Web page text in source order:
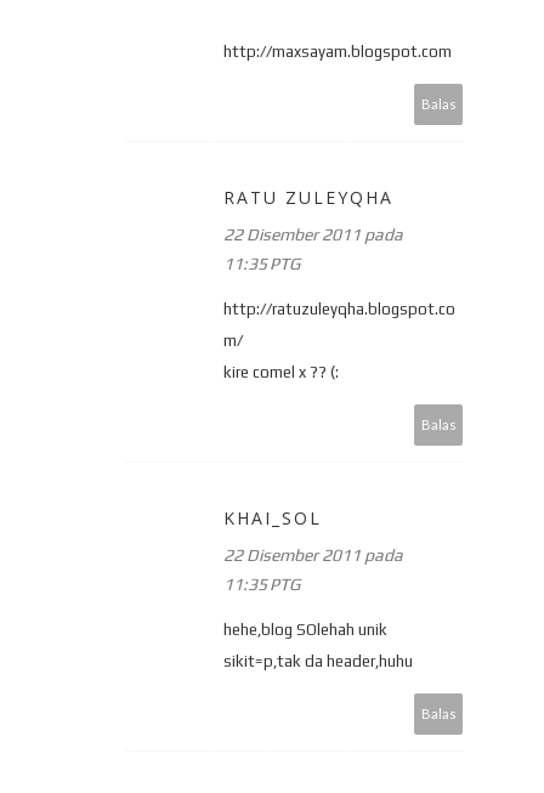
http://maxsayam.blogspot.com
Balas
RATU ZULEYQHA
22 Disember 2011 pada
11:35 PTG
http://ratuzuleyqha.blogspot.co
m/
kire comel x ?? (:
Balas
KHAI_SOL
22 Disember 2011 pada
11:35 PTG
hehe,blog SOlehah unik
sikit=p,tak da header,huhu
Balas